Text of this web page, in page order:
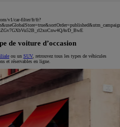
v1/car-filter/fr/fr?
de voiture d’occasion
ou un SUV, retrouvez tous les types de véhicules
et réservables en ligne.